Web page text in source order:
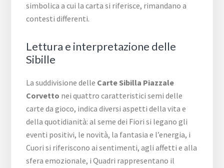
simbolica a cui la carta si riferisce, rimandano a
contesti differenti.
Lettura e interpretazione delle
Sibille
La suddivisione delle Carte Sibilla ​Piazzale ​
Corvetto nei quattro caratteristici semi delle
carte da gioco, indica diversi aspetti della vita e
della quotidianità: al seme dei Fiori si legano gli
eventi positivi, le novità, la fantasia e l’energia, i
Cuori si riferiscono ai sentimenti, agli affetti e alla
sfera emozionale, i Quadri rappresentano il